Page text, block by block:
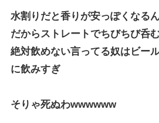
水割りだと香りが安っぽくなる
だからストレートでちびちび呑
絶対飲めない言ってる奴はビー
に飲みすぎ
そりゃ死ぬわwwwwww